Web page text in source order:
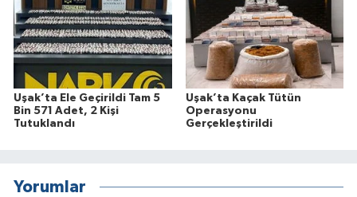
Uşak’ta Ele Geçirildi Tam 5
Bin 571 Adet, 2 Kişi
Tutuklandı
Uşak’ta Kaçak Tütün
Operasyonu
Gerçekleştirildi
Yorumlar